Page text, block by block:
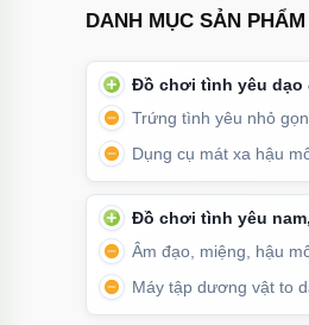
Đầu trứng được trang bị
DANH MỤC SẢN PHẨM
Đồ chơi tình yêu dạo
Trứng tình yêu nhỏ gọn
Dụng cụ mát xa hậu
Đồ chơi tình yêu
Âm đạo, miệng, hậu
Máy tập dương vật to